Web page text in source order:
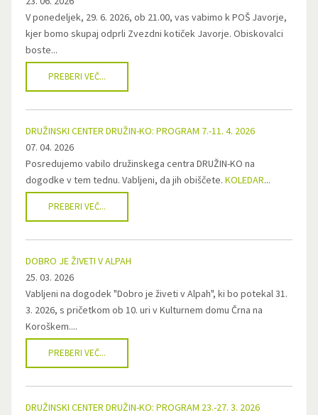
V ponedeljek, 29. 6. 2026, ob 21.00, vas vabimo k POŠ Javorje,
kjer bomo skupaj odprli Zvezdni kotiček Javorje. Obiskovalci
boste...
PREBERI VEČ...
DRUŽINSKI CENTER DRUŽIN-KO: PROGRAM 7.-11. 4. 2026
07. 04. 2026
Posredujemo vabilo družinskega centra DRUŽIN-KO na
dogodke v tem tednu. Vabljeni, da jih obiščete. KOLEDAR...
PREBERI VEČ...
DOBRO JE ŽIVETI V ALPAH
25. 03. 2026
Vabljeni na dogodek "Dobro je živeti v Alpah", ki bo potekal 31.
3. 2026, s pričetkom ob 10. uri v Kulturnem domu Črna na
Koroškem....
PREBERI VEČ...
DRUŽINSKI CENTER DRUŽIN-KO: PROGRAM 23.-27. 3. 2026